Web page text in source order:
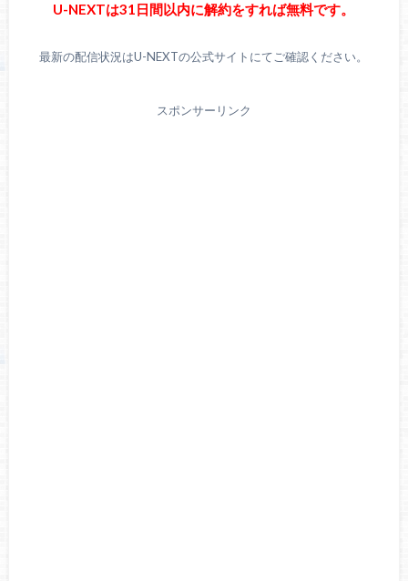
U-NEXTは31日間以内に解約をすれば無料です。
最新の配信状況はU-NEXTの公式サイトにてご確認ください。
スポンサーリンク